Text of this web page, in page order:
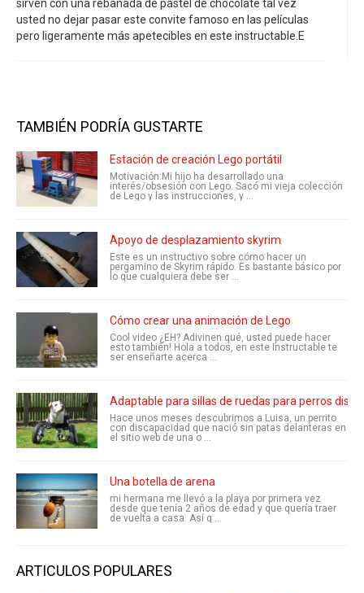
sirven con una rebanada de pastel de chocolate tal vez
usted no dejar pasar este convite famoso en las películas
pero ligeramente más apetecibles en este instructable.E
TAMBIÉN PODRÍA GUSTARTE
Estación de creación Lego portátil
Motivación:Mi hijo ha desarrollado una
interés/obsesión con Lego. Sacó mi vieja colección
de Lego y las instrucciones, y ...
Apoyo de desplazamiento skyrim
Este es un instructivo sobre cómo hacer un
pergamino de Skyrim rápido. Es bastante básico por
lo que cualquiera debe ser ...
Cómo crear una animación de Lego
Cool video ¿EH? Adivinen qué, usted puede hacer
esto también! Hola a todos, en este Instructable te
ser enseñarte acerca ...
Adaptable para sillas de ruedas para perros
Hace unos meses descubrimos a Luisa, un perrito
con discapacidad que nació sin patas delanteras en
el sitio web de una o ...
Una botella de arena
mi hermana me llevó a la playa por primera vez
desde que tenía 2 años de edad y que quería traer
de vuelta a casa. Así q ...
ARTICULOS POPULARES